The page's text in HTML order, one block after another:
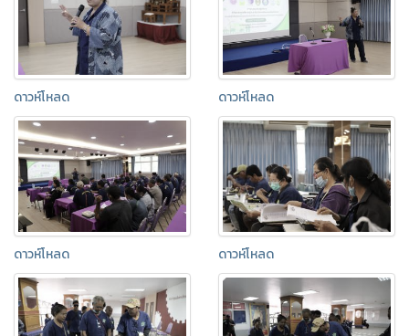
ดาวห์โหลด ดาวห์โหลด
ดาวห์โหลด ดาวห์โหลด